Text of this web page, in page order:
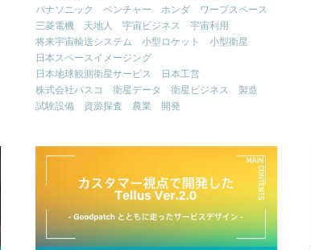
パナソニック
ベンチャー ホンダ
ワープスペース
三菱電機
天地人 宇宙ビジネス
宇宙利用
将来宇宙輸送システム
小型ロケット
小型衛星
日本スペースイメージング
日本地球観測衛星サービス
日本工営
株式会社パスコ
衛星データ 衛星ビジネス
製造
試験設備
資源探査 農業 開発